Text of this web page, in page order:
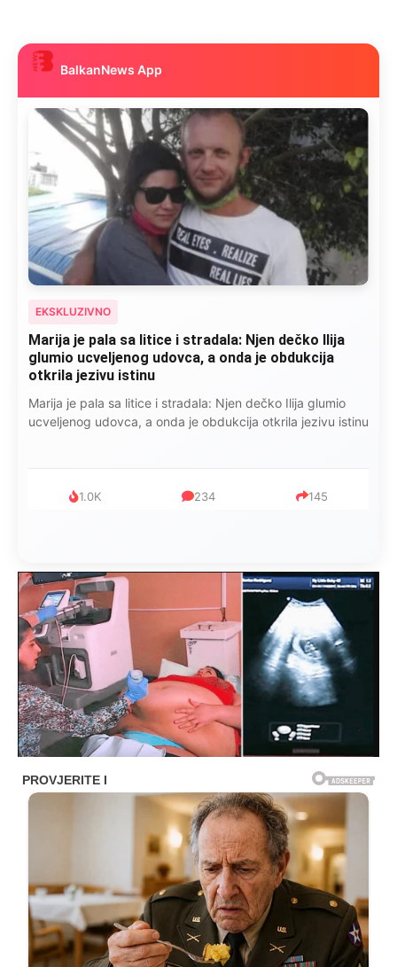
BalkanNews App
EKSKLUZIVNO
Marija je pala sa litice i stradala: Njen dečko Ilija
glumio ucveljenog udovca, a onda je obdukcija
otkrila jezivu istinu
Marija je pala sa litice i stradala: Njen dečko Ilija glumio
ucveljenog udovca, a onda je obdukcija otkrila jezivu istinu
1.0K 234 145